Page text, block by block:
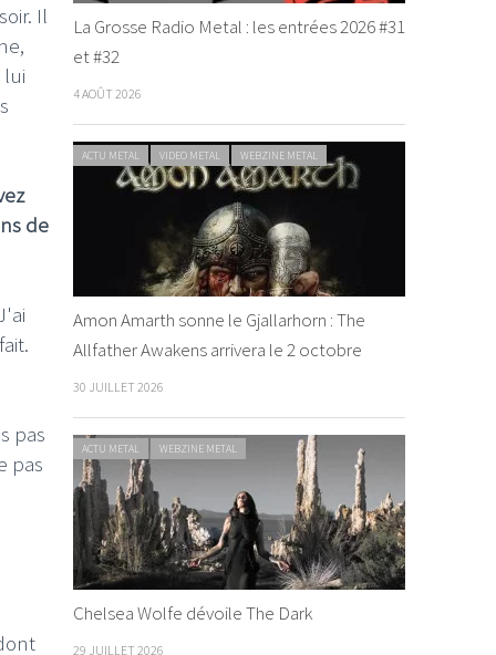
Il
de
pas
pas
La Grosse Radio Metal : les entrées 2026 #31
et #32
4 AOÛT 2026
ACTU METAL VIDEO METAL WEBZINE METAL
Amon Amarth sonne le Gjallarhorn : The
Allfather Awakens arrivera le 2 octobre
30 JUILLET 2026
ACTU METAL WEBZINE METAL
Chelsea Wolfe dévoile The Dark
29 JUILLET 2026